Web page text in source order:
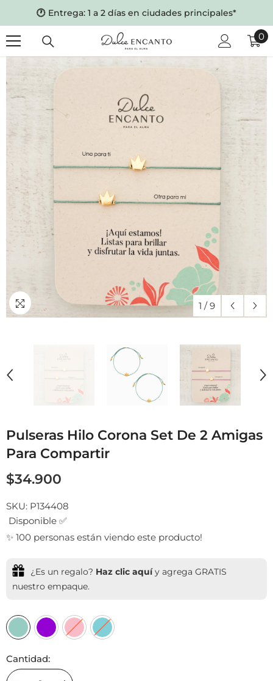
SKIP TO CONTENT
🕐 Entrega: 1 a 2 días en ciudades principales*
00
1 / 9
Pulseras Hilo Corona Set De 2 Amigas
Para Compartir
$34.900
SKU: P134408
Disponible ✅
✨ 100 personas están viendo este producto!
¿Es un regalo? Haz clic aquíy agrega GRATIS
nuestro empaque.
Cantidad: